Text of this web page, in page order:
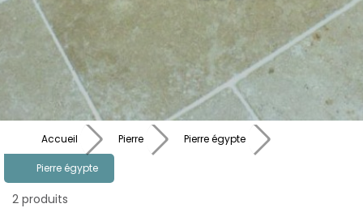
Accueil Pierre Pierre égypte
Pierre égypte
2 produits